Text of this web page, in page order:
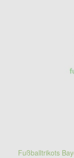
Fußballtrikots